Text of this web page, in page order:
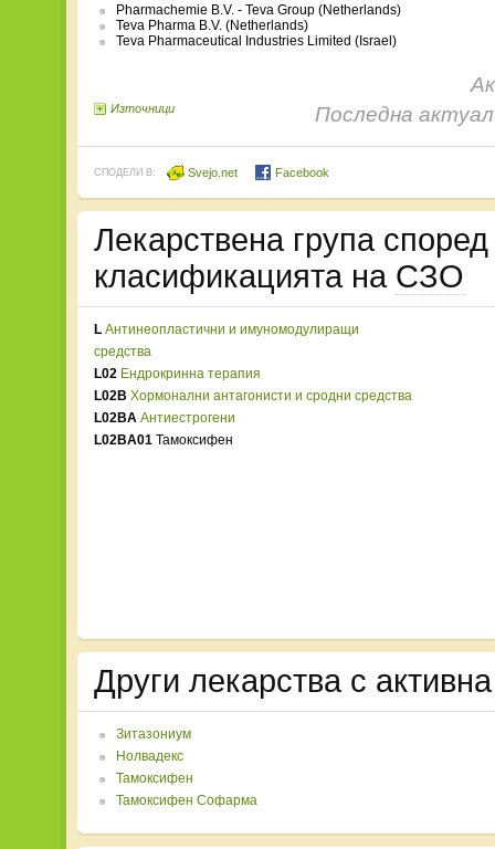
Pharmachemie B.V. - Teva Group (Netherlands)
Teva Pharma B.V. (Netherlands)
Teva Pharmaceutical Industries Limited (Israel)
Последна
Източници
СПОДЕЛИ В: Svejo.net Facebook
Лекарствена група
класификацията на СЗО
L Антинеопластични и имуномодулиращи
средства
L02 Ендрокринна терапия
L02B Хормонални антагонисти и сродни средства
L02BA Антиестрогени
L02BA01 Тамоксифен
Други лекарства с
Зитазониум
Нолвадекс
Тамоксифен
Тамоксифен Софарма